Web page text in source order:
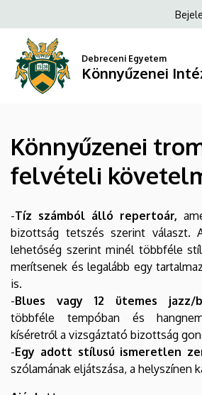
trombita
felvételi
követelmények
Könnyűzenei
Intézet
a
tartalomra
Debreceni Egyetem
Könnyűzenei
Könnyűzenei
felvételi
-Tíz számból álló repertoár,
bizottság tetszés szerint választ.
lehetőség szerint minél többféle
merítsenek és legalább egy
is.
-Blues vagy 12 ütemes jazz/
többféle tempóban és
kíséretről a vizsgáztató bizottság
-Egy adott stílusú ismeretlen
szólamának eljátszása, a helyszínen